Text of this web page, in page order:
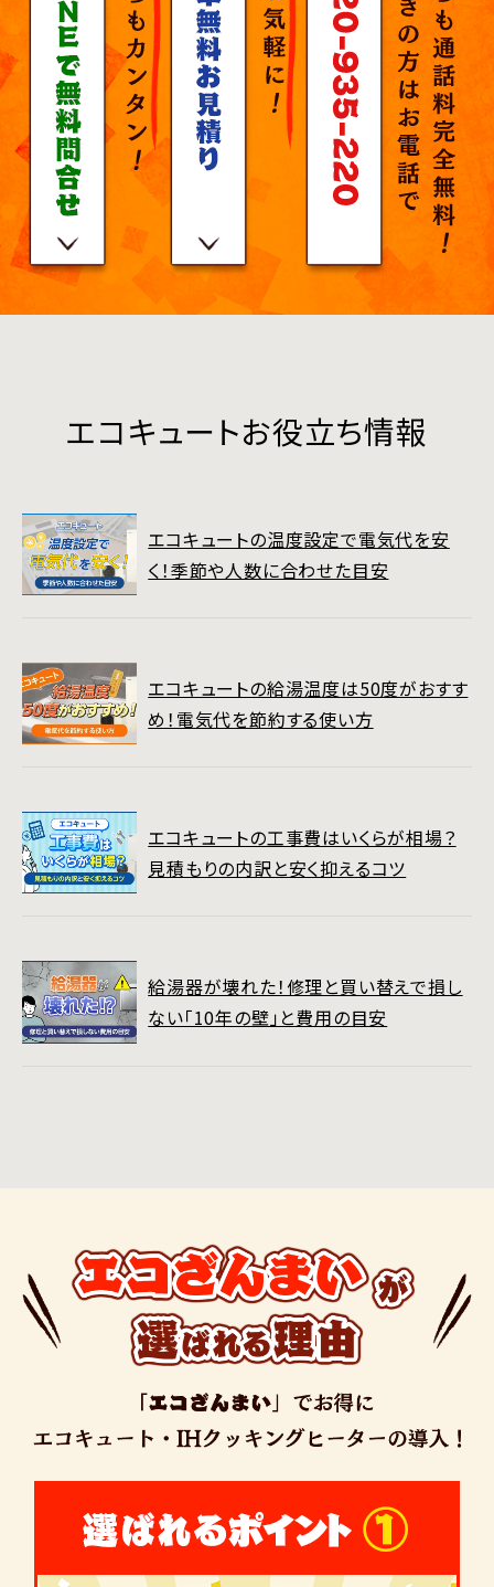
エコキュートお役立ち情報
エコキュートの温度設定で電気代を安
く！季節や人数に合わせた目安
エコキュートの給湯温度は50度がおすす
め！電気代を節約する使い方
エコキュートの工事費はいくらが相場？
見積もりの内訳と安く抑えるコツ
給湯器が壊れた！修理と買い替えで損し
ない「10年の壁」と費用の目安